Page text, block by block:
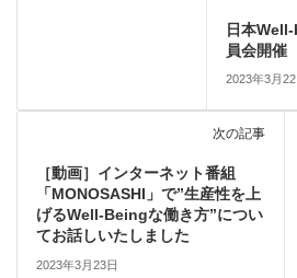
日本
員会開催
2023年3月22
次の記事
［動画］インターネット番組
「MONOSASHI」で”生産性を上
げるWell-Beingな働き方”につい
てお話しいたしました
2023年3月23日